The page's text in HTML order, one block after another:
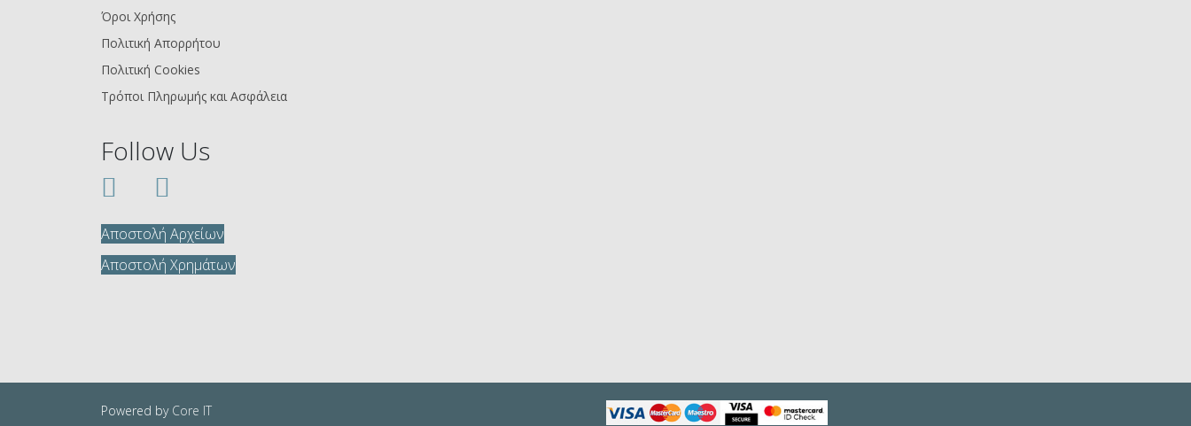
Όροι Χρήσης
Πολιτική Απορρήτου
Πολιτική Cookies
Τρόποι Πληρωμής και Ασφάλεια
Follow Us
Αποστολή Αρχείων
Αποστολή Χρημάτων
Powered by Core IT